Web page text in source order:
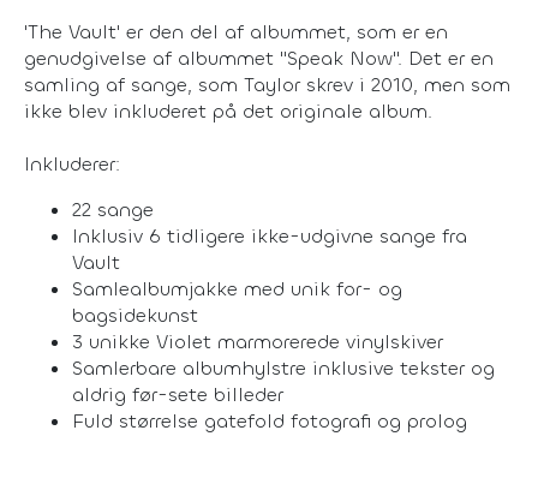
'The Vault' er den del af albummet, som er en
genudgivelse af albummet ''Speak Now''. Det er en
samling af sange, som Taylor skrev i 2010, men som
ikke blev inkluderet på det originale album.
Inkluderer:
22 sange
Inklusiv 6 tidligere ikke-udgivne sange fra
Vault
Samlealbumjakke med unik for- og
bagsidekunst
3 unikke Violet marmorerede vinylskiver
Samlerbare albumhylstre inklusive tekster og
aldrig før-sete billeder
Fuld størrelse gatefold fotografi og prolog